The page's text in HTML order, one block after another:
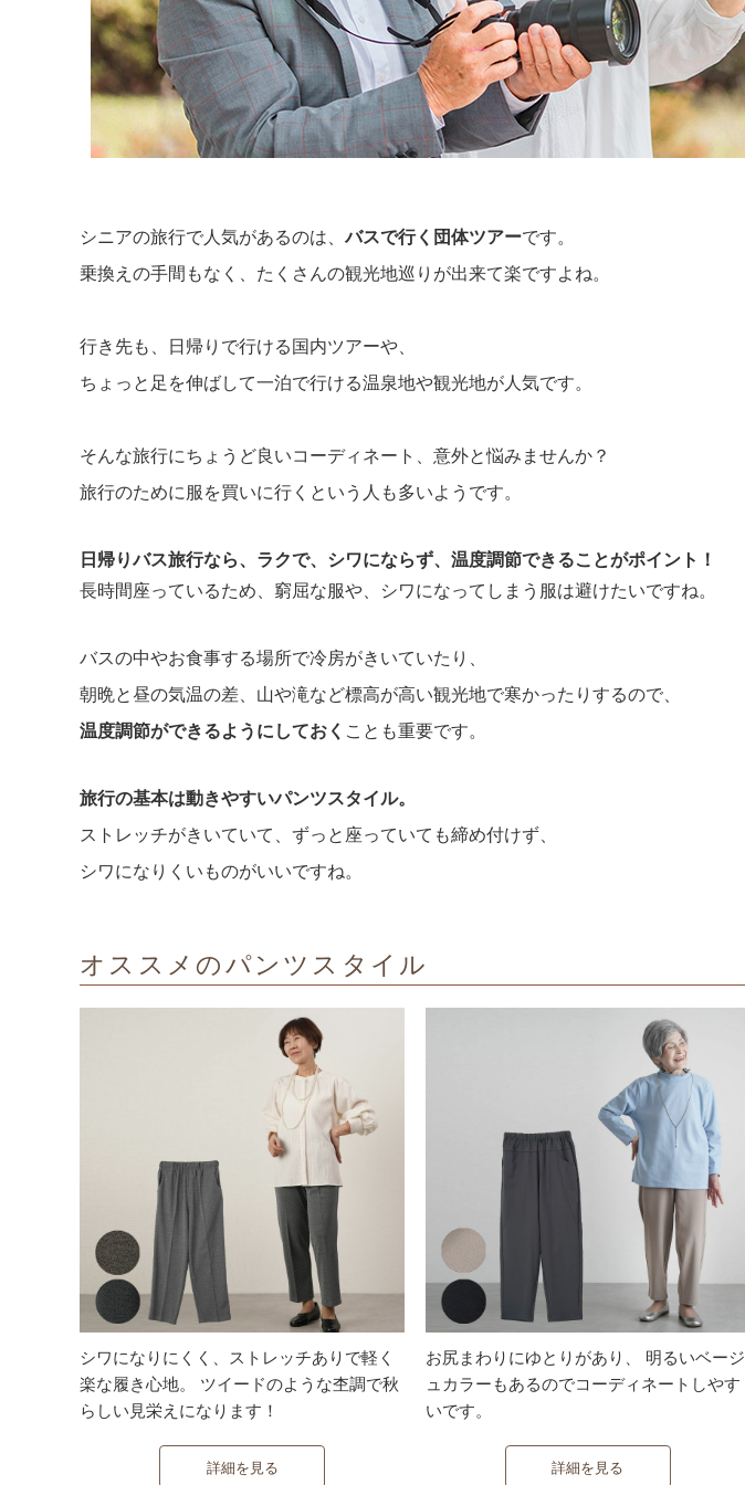
シニアの旅行で人気があるのは、バスで行く団体ツアーです。
乗換えの手間もなく、たくさんの観光地巡りが出来て楽ですよね。
行き先も、日帰りで行ける国内ツアーや、
ちょっと足を伸ばして一泊で行ける温泉地や観光地が人気です。
そんな旅行にちょうど良いコーディネート、意外と悩みませんか？
旅行のために服を買いに行くという人も多いようです。
日帰りバス旅行なら、 ラクで、シワにならず、温度調節できることがポイント！
長時間座っているため、窮屈な服や、シワになってしまう服は避けたいですね。
バスの中やお食事する場所で冷房がきいていたり、
朝晩と昼の気温の差、山や滝など標高が高い観光地で寒かったりするので、
温度調節ができるようにしておく ことも重要です。
旅行の基本は動きやすいパンツスタイル。
ストレッチがきいていて、ずっと座っていても締め付けず、
シワになりくいものがいいですね。
オススメのパンツスタイル
シワになりにくく、ストレッチありで軽く
楽な履き心地。 ツイードのような杢調で秋
らしい見栄えになります！
詳細を見る
お尻まわりにゆとりがあり、 明るいベージ
ュカラーもあるのでコーディネートしやす
いです。
詳細を見る